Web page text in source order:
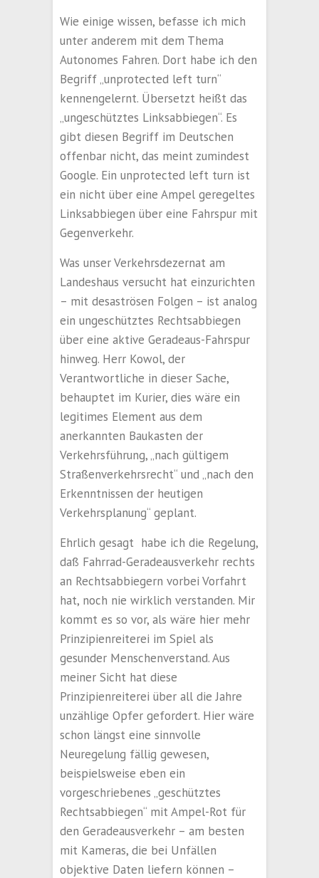
Wie einige wissen, befasse ich mich
unter anderem mit dem Thema
Autonomes Fahren. Dort habe ich den
Begriff „unprotected left turn“
kennengelernt. Übersetzt heißt das
„ungeschütztes Linksabbiegen“. Es
gibt diesen Begriff im Deutschen
offenbar nicht, das meint zumindest
Google. Ein unprotected left turn ist
ein nicht über eine Ampel geregeltes
Linksabbiegen über eine Fahrspur mit
Gegenverkehr.
Was unser Verkehrsdezernat am
Landeshaus versucht hat einzurichten
– mit desaströsen Folgen – ist analog
ein ungeschütztes Rechtsabbiegen
über eine aktive Geradeaus-Fahrspur
hinweg. Herr Kowol, der
Verantwortliche in dieser Sache,
behauptet im Kurier, dies wäre ein
legitimes Element aus dem
anerkannten Baukasten der
Verkehrsführung, „nach gültigem
Straßenverkehrsrecht“ und „nach den
Erkenntnissen der heutigen
Verkehrsplanung“ geplant.
Ehrlich gesagt habe ich die Regelung,
daß Fahrrad-Geradeausverkehr rechts
an Rechtsabbiegern vorbei Vorfahrt
hat, noch nie wirklich verstanden. Mir
kommt es so vor, als wäre hier mehr
Prinzipienreiterei im Spiel als
gesunder Menschenverstand. Aus
meiner Sicht hat diese
Prinzipienreiterei über all die Jahre
unzählige Opfer gefordert. Hier wäre
schon längst eine sinnvolle
Neuregelung fällig gewesen,
beispielsweise eben ein
vorgeschriebenes „geschütztes
Rechtsabbiegen“ mit Ampel-Rot für
den Geradeausverkehr – am besten
mit Kameras, die bei Unfällen
objektive Daten liefern können –